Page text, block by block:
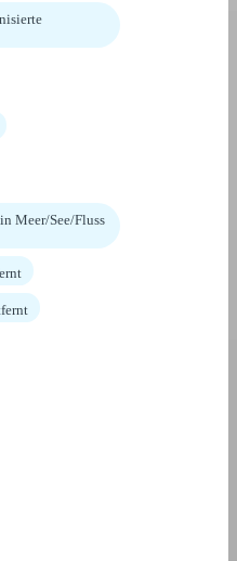
Meer/See/Fluss